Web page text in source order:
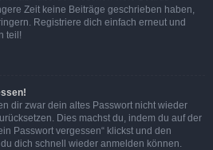
Zeit keine Beiträge geschrieben haben,
Registriere dich einfach erneut und
teil!
dir zwar dein altes Passwort nicht wieder
Dies machst du, indem du auf der
Passwort vergessen“ klickst und den
dich schnell wieder anmelden können.